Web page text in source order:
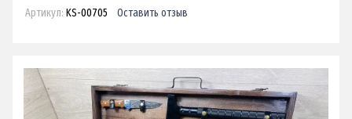
Артикул: KS-00705 Оставить отзыв